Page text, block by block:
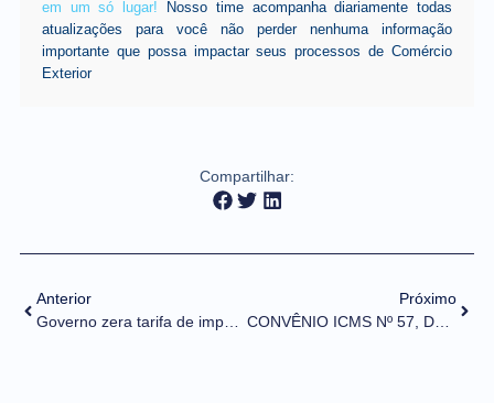
em um só lugar! Nosso time acompanha diariamente todas
atualizações para você não perder nenhuma informação
importante que possa impactar seus processos de Comércio
Exterior
Compartilhar:
Anterior
Governo zera tarifa de importação para garantir abastecimento de arroz
Próximo
CONVÊNIO ICMS Nº 57, DE 17 DE MAIO DE 2024